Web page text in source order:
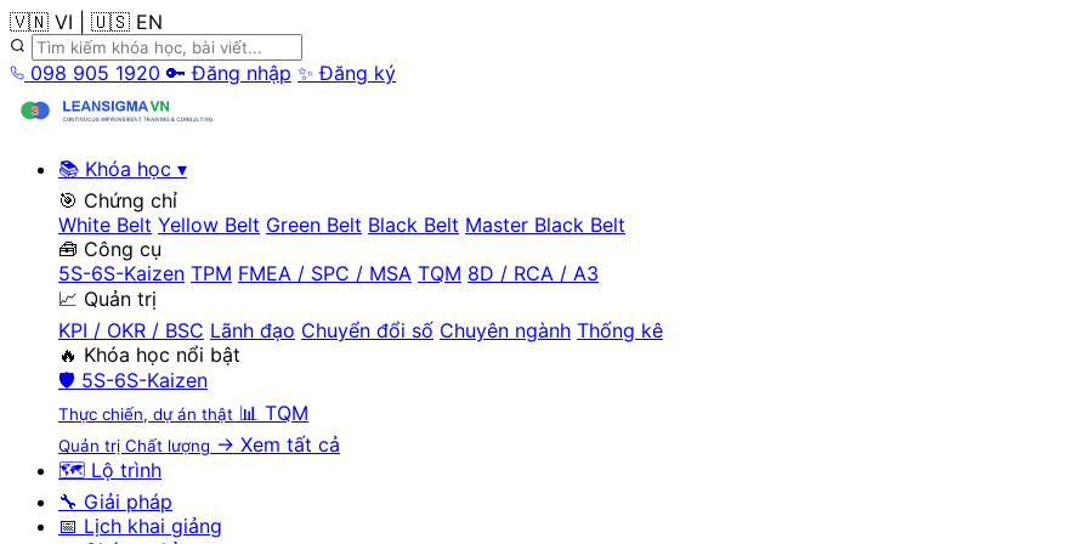
🇻🇳 VI 🇺🇸 EN
098 905 1920 🔑 Đăng nhập ✨ Đăng ký
📚 Khóa học ▾
🎯 Chứng chỉ
White Belt Yellow Belt Green Belt Black Belt Master Black Belt
🧰 Công cụ
5S-6S-Kaizen TPM FMEA / SPC / MSA TQM 8D / RCA / A3
📈 Quản trị
KPI / OKR / BSC Lãnh đạo Chuyển đổi số Chuyên ngành Thống kê
🔥 Khóa học nổi bật
🛡️ 5S-6S-Kaizen
Thực chiến, dự án thật 📊 TQM
Quản trị Chất lượng → Xem tất cả
🗺️ Lộ trình
🔧 Giải pháp
📅 Lịch khai giảng